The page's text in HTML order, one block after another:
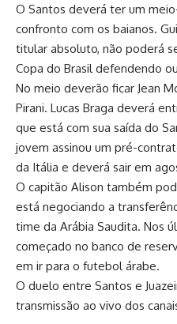
O Santos deverá ter um
confronto com os baianos.
titular absoluto, não poderá
Copa do Brasil defendendo
No meio deverão ficar Jean
Pirani. Lucas Braga deverá
que está com sua saída do
jovem assinou um pré-
da Itália e deverá sair em
O capitão Alison também
está negociando a
time da Arábia Saudita. Nos
começado no banco de
em ir para o futebol árabe.
O duelo entre Santos e
transmissão ao vivo dos